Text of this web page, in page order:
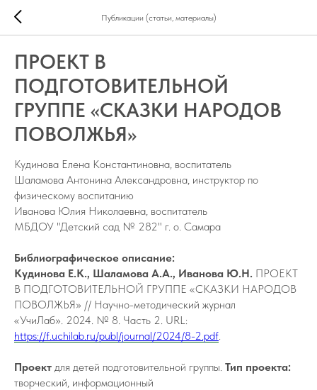
Публикации (статьи, материалы)
ПРОЕКТ В
ПОДГОТОВИТЕЛЬНОЙ
ГРУППЕ «СКАЗКИ НАРОДОВ
ПОВОЛЖЬЯ»
Кудинова Елена Константиновна, воспитатель
Шаламова Антонина Александровна, инструктор по
физическому воспитанию
Иванова Юлия Николаевна, воспитатель
МБДОУ "Детский сад № 282" г. о. Самара
Библиографическое описание:
Кудинова Е.К., Шаламова А.А., Иванова Ю.Н. ПРОЕКТ
В ПОДГОТОВИТЕЛЬНОЙ ГРУППЕ «СКАЗКИ НАРОДОВ
ПОВОЛЖЬЯ» // Научно-методический журнал
«УчиЛаб». 2024. № 8. Часть 2. URL:
https://f.uchilab.ru/publ/journal/2024/8-2.pdf.
Проект для детей подготовительной группы. Тип проекта:
творческий, информационный